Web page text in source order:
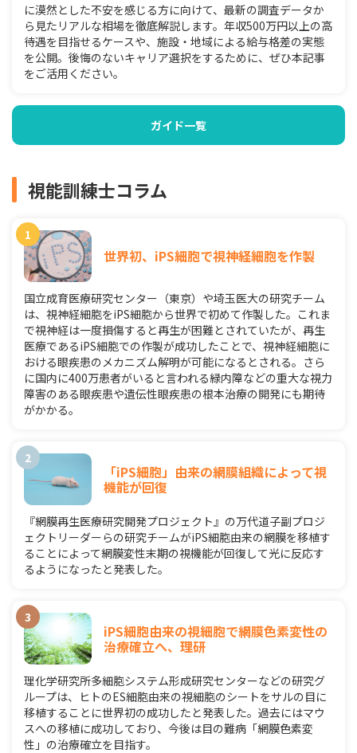
に漠然とした不安を感じる方に向けて、最新の調査データか
ら見たリアルな相場を徹底解説します。年収500万円以上の高
待遇を目指せるケースや、施設・地域による給与格差の実態
を公開。後悔のないキャリア選択をするために、ぜひ本記事
をご活用ください。
ガイド一覧
視能訓練士コラム
世界初、iPS細胞で視神経細胞を作製
国立成育医療研究センター（東京）や埼玉医大の研究チーム
は、視神経細胞をiPS細胞から世界で初めて作製した。これま
で視神経は一度損傷すると再生が困難とされていたが、再生
医療であるiPS細胞での作製が成功したことで、視神経細胞に
おける眼疾患のメカニズム解明が可能になるとされる。さら
に国内に400万患者がいると言われる緑内障などの重大な視力
障害のある眼疾患や遺伝性眼疾患の根本治療の開発にも期待
がかかる。
「iPS細胞」由来の網膜組織によって視
機能が回復
『網膜再生医療研究開発プロジェクト』の万代道子副プロジ
ェクトリーダーらの研究チームがiPS細胞由来の網膜を移植す
ることによって網膜変性末期の視機能が回復して光に反応す
るようになったと発表した。
iPS細胞由来の視細胞で網膜色素変性の
治療確立へ、理研
理化学研究所多細胞システム形成研究センターなどの研究グ
ループは、ヒトのES細胞由来の視細胞のシートをサルの目に
移植することに世界初の成功したと発表した。過去にはマウ
スへの移植に成功しており、今後は目の難病「網膜色素変
性」の治療確立を目指す。